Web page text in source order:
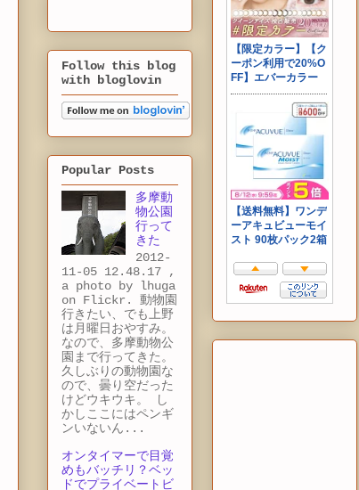
Follow this blog
with bloglovin
Popular Posts
多摩動
物公園
行って
きた
2012-
11-05 12.48.17 ,
a photo by lhuga
on Flickr. 動物園
行きたい、でも上野
は月曜日おやすみ。
なので、多摩動物公
園まで行ってきた。
久しぶりの動物園な
ので、曇り空だった
けどウキウキ。 し
かしここにはペンギ
ンいないん...
オンタイマーで目覚
めもバッチリ？ベッ
ドでプライベートビ